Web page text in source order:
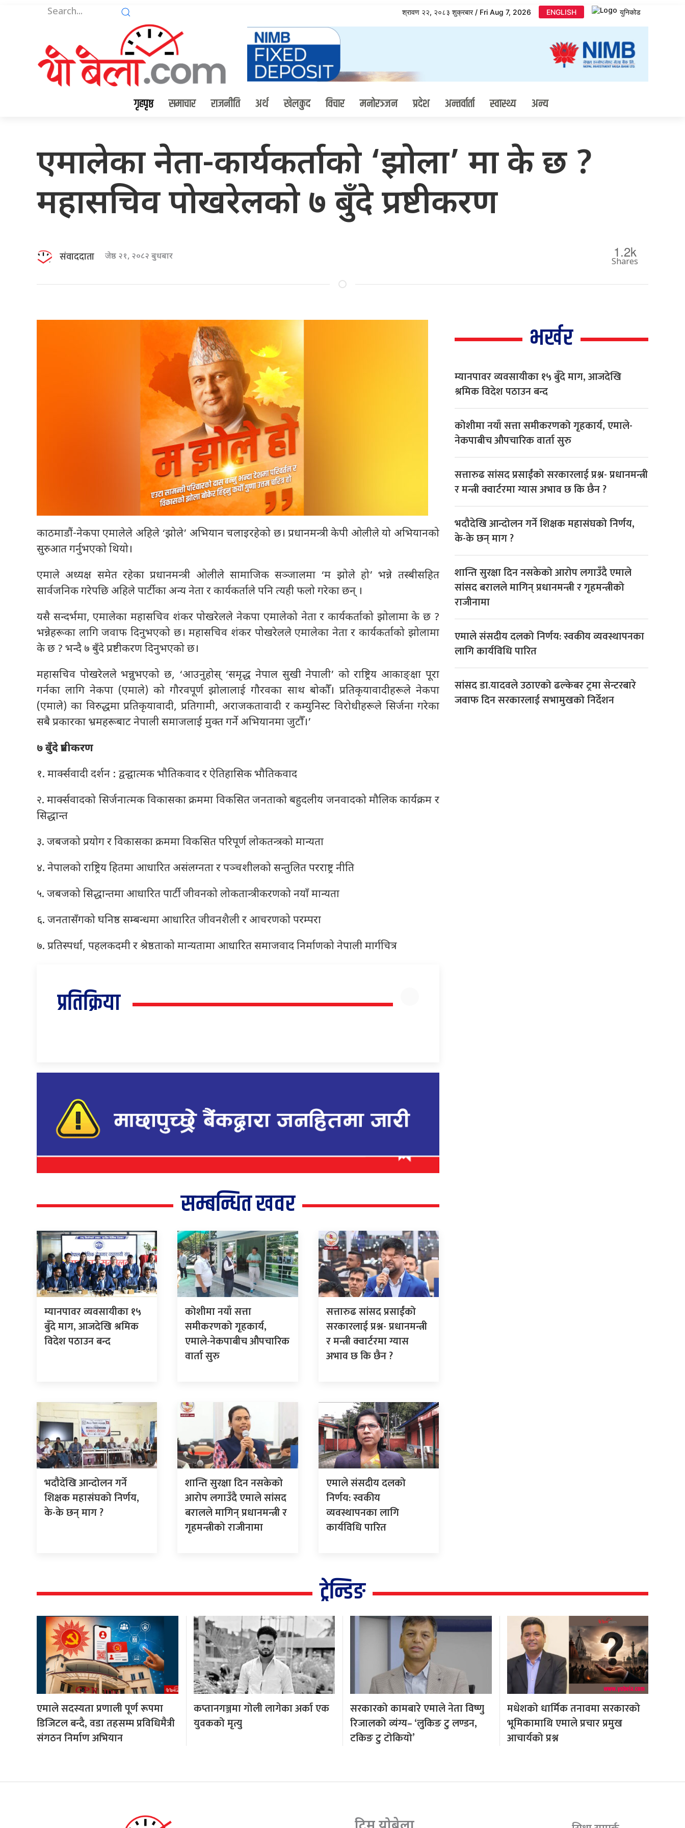
श्रावण २२, २०८३ शुक्रबार / Fri Aug 7, 2026 ENGLISH युनिकोड
गृहपृष्ठ समाचार राजनीति अर्थ खेलकुद विचार मनोरञ्जन प्रदेश अन्तर्वार्ता स्वास्थ्य अन्य
एमालेका नेता-कार्यकर्ताको ‘झोला’ मा के छ ?
महासचिव पोखरेलको ७ बुँदे प्रष्टीकरण
संवाददाता जेष्ठ २१, २०८२ बुधबार 1.2k
Shares
काठमाडौं-नेकपा एमालेले अहिले ‘झोले’ अभियान चलाइरहेको छ। प्रधानमन्त्री केपी ओलीले यो अभियानको
सुरुआत गर्नुभएको थियो।
एमाले अध्यक्ष समेत रहेका प्रधानमन्त्री ओलीले सामाजिक सञ्जालमा ‘म झोले हो’ भन्ने तस्बीसहित
सार्वजनिक गरेपछि अहिले पार्टीका अन्य नेता र कार्यकर्ताले पनि त्यही फलो गरेका छन् ।
यसै सन्दर्भमा, एमालेका महासचिव शंकर पोखरेलले नेकपा एमालेको नेता र कार्यकर्ताको झोलामा के छ ?
भन्नेहरूका लागि जवाफ दिनुभएको छ। महासचिव शंकर पोखरेलले एमालेका नेता र कार्यकर्ताको झोलामा
के छ ? भन्दै ७ बुँदे प्रष्टीकरण दिनुभएको छ।
महासचिव पोखरेलले भन्नुभएको छ, ‘आउनुहोस् ‘समृद्ध नेपाल सुखी नेपाली’ को राष्ट्रिय आकाङ्क्षा पूरा
गर्नका लागि नेकपा (एमाले) को गौरवपूर्ण झोलालाई गौरवका साथ बोकौँ। प्रतिकृयावादीहरूले नेकपा
(एमाले) का विरुद्धमा प्रतिकृयावादी, प्रतिगामी, अराजकतावादी र कम्युनिस्ट विरोधीहरूले सिर्जना गरेका
सबै प्रकारका भ्रमहरूबाट नेपाली समाजलाई मुक्त गर्ने अभियानमा जुटौँ।’
७ बुँदे प्रष्टीकरण
१. मार्क्सवादी दर्शन : द्वन्द्वात्मक भौतिकवाद र ऐतिहासिक भौतिकवाद
२. मार्क्सवादको सिर्जनात्मक विकासका क्रममा विकसित जनताको बहुदलीय जनवादको मौलिक कार्यक्रम र
सिद्धान्त
३. जबजको प्रयोग र विकासका क्रममा विकसित परिपूर्ण लोकतन्त्रको मान्यता
४. नेपालको राष्ट्रिय हितमा आधारित असंलग्नता र पञ्चशीलको सन्तुलित परराष्ट्र नीति
५. जबजको सिद्धान्तमा आधारित पार्टी जीवनको लोकतान्त्रीकरणको नयाँ मान्यता
६. जनतासँगको घनिष्ठ सम्बन्धमा आधारित जीवनशैली र आचरणको परम्परा
७. प्रतिस्पर्धा, पहलकदमी र श्रेष्ठताको मान्यतामा आधारित समाजवाद निर्माणको नेपाली मार्गचित्र
प्रतिक्रिया
सम्बन्धित खवर
म्यानपावर व्यवसायीका १५
बुँदे माग, आजदेखि श्रमिक
विदेश पठाउन बन्द
कोशीमा नयाँ सत्ता
समीकरणको गृहकार्य,
एमाले-नेकपाबीच औपचारिक
वार्ता सुरु
सत्तारुढ सांसद प्रसाईंको
सरकारलाई प्रश्न- प्रधानमन्त्री
र मन्त्री क्वार्टरमा ग्यास
अभाव छ कि छैन ?
भदौदेखि आन्दोलन गर्ने
शिक्षक महासंघको निर्णय,
के-के छन् माग ?
शान्ति सुरक्षा दिन नसकेको
आरोप लगाउँदै एमाले सांसद
बरालले मागिन् प्रधानमन्त्री र
गृहमन्त्रीको राजीनामा
एमाले संसदीय दलको
निर्णय: स्वकीय
व्यवस्थापनका लागि
कार्यविधि पारित
भर्खर
म्यानपावर व्यवसायीका १५ बुँदे माग, आजदेखि
श्रमिक विदेश पठाउन बन्द
कोशीमा नयाँ सत्ता समीकरणको गृहकार्य, एमाले-
नेकपाबीच औपचारिक वार्ता सुरु
सत्तारुढ सांसद प्रसाईंको सरकारलाई प्रश्न- प्रधानमन्त्री
र मन्त्री क्वार्टरमा ग्यास अभाव छ कि छैन ?
भदौदेखि आन्दोलन गर्ने शिक्षक महासंघको निर्णय,
के-के छन् माग ?
शान्ति सुरक्षा दिन नसकेको आरोप लगाउँदै एमाले
सांसद बरालले मागिन् प्रधानमन्त्री र गृहमन्त्रीको
राजीनामा
एमाले संसदीय दलको निर्णय: स्वकीय व्यवस्थापनका
लागि कार्यविधि पारित
सांसद डा‍‍.यादवले उठाएको ढल्केबर ट्रमा सेन्टरबारे
जवाफ दिन सरकारलाई सभामुखको निर्देशन
ट्रेन्डिङ
एमाले सदस्यता प्रणाली पूर्ण रूपमा
डिजिटल बन्दै, वडा तहसम्म प्रविधिमैत्री
संगठन निर्माण अभियान
कप्तानगञ्जमा गोली लागेका अर्का एक
युवकको मृत्यु
सरकारको कामबारे एमाले नेता विष्णु
रिजालको व्यंग्य– ‘लुकिङ टु लण्डन,
टकिङ टु टोकियो’
मधेशको धार्मिक तनावमा सरकारको
भूमिकामाथि एमाले प्रचार प्रमुख
आचार्यको प्रश्न